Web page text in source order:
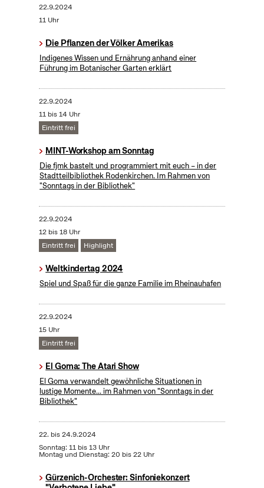
22.9.2024
11 Uhr
Die Pflanzen der Völker Amerikas
Indigenes Wissen und Ernährung anhand einer
Führung im Botanischer Garten erklärt
22.9.2024
11 bis 14 Uhr
Eintritt frei
MINT-Workshop am Sonntag
Die fjmk bastelt und programmiert mit euch – in der
Stadtteilbibliothek Rodenkirchen. Im Rahmen von
"Sonntags in der Bibliothek"
22.9.2024
12 bis 18 Uhr
Eintritt frei
Highlight
Weltkindertag 2024
Spiel und Spaß für die ganze Familie im Rheinauhafen
22.9.2024
15 Uhr
Eintritt frei
El Goma: The Atari Show
El Goma verwandelt gewöhnliche Situationen in
lustige Momente... im Rahmen von "Sonntags in der
Bibliothek"
22. bis24.9.2024
Sonntag: 11 bis 13 Uhr
Montag und Dienstag: 20 bis 22 Uhr
Gürzenich-Orchester: Sinfoniekonzert